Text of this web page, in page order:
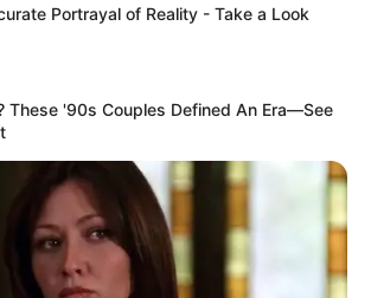
Portrayal of Reality - Take a Look
These '90s Couples Defined An Era—See